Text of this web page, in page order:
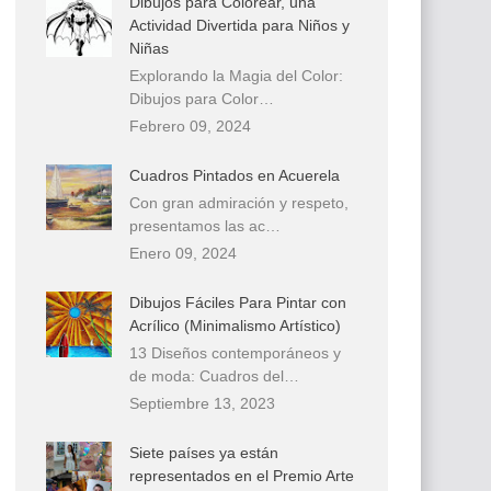
Actividad Divertida para Niños y
Niñas
Explorando la Magia del Color:
Dibujos para Color…
Febrero 09, 2024
Cuadros Pintados en Acuerela
Con gran admiración y respeto,
presentamos las ac…
Enero 09, 2024
Dibujos Fáciles Para Pintar con
Acrílico (Minimalismo Artístico)
13 Diseños contemporáneos y
de moda: Cuadros del…
Septiembre 13, 2023
Siete países ya están
representados en el Premio Arte